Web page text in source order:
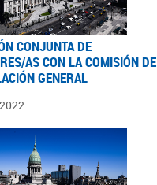
CONJUNTA DE
AS CON LA COMISIÓN DE
GENERAL